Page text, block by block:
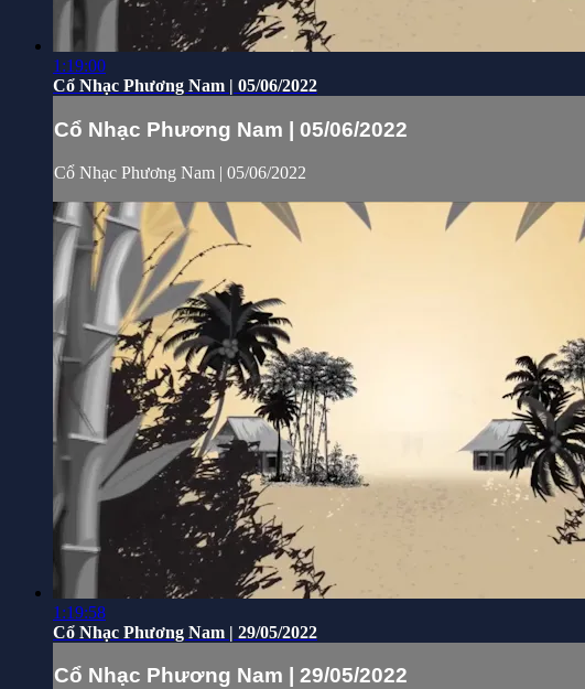
1:19:00
Cổ Nhạc Phương Nam | 05/06/2022
Cổ Nhạc Phương Nam | 05/06/2022
Cổ Nhạc Phương Nam | 05/06/2022
1:19:58
Cổ Nhạc Phương Nam | 29/05/2022
Cổ Nhạc Phương Nam | 29/05/2022